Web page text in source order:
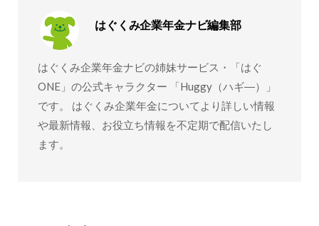
はぐくみ企業年金ナビ編集部
はぐくみ企業年金ナビの姉妹サービス・「はぐ
ONE」の公式キャラクター 「Huggy（ハギ―）」
です。 はぐくみ企業年金についてより詳しい情報
や最新情報、お役立ち情報を不定期で配信いたし
ます。